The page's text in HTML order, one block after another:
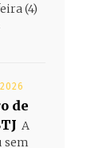
(4)
de
A
sem